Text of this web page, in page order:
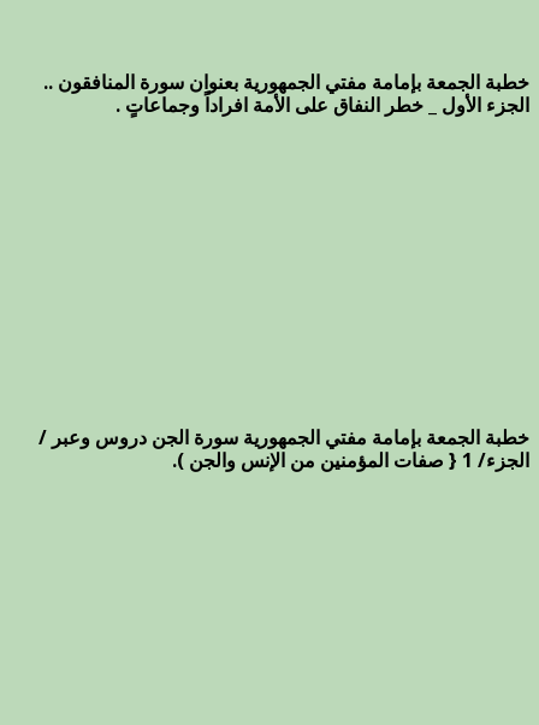
خطبة الجمعة بإمامة مفتي الجمهورية بعنوان سورة المنافقون ..
الجزء الأول _ خطر النفاق على الأمة افراداً وجماعاتٍ .
خطبة الجمعة بإمامة مفتي الجمهورية سورة الجن دروس وعبر /
الجزء/ 1 { صفات المؤمنين من الإنس والجن ).